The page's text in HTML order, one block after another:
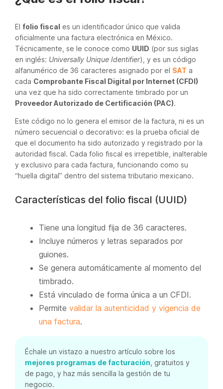
El folio fiscal es un identificador único que valida
oficialmente una factura electrónica en México.
Técnicamente, se le conoce como UUID (por sus siglas
en inglés: Universally Unique Identifier), y es un código
alfanumérico de 36 caracteres asignado por el SAT a
cada Comprobante Fiscal Digital por Internet (CFDI)
una vez que ha sido correctamente timbrado por un
Proveedor Autorizado de Certificación (PAC).
Este código no lo genera el emisor de la factura, ni es un
número secuencial o decorativo: es la prueba oficial de
que el documento ha sido autorizado y registrado por la
autoridad fiscal. Cada folio fiscal es irrepetible, inalterable
y exclusivo para cada factura, funcionando como su
“huella digital” dentro del sistema tributario mexicano.
Características del folio fiscal (UUID)
Tiene una longitud fija de 36 caracteres.
Incluye números y letras separados por
guiones.
Se genera automáticamente al momento del
timbrado.
Está vinculado de forma única a un CFDI.
Permite validar la autenticidad y vigencia de
una factura.
Échale un vistazo a nuestro artículo sobre los
mejores programas de facturación , gratuitos y
de pago, y haz más sencilla la gestión de tu
negocio.